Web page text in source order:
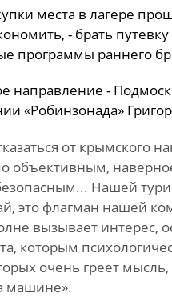
места в лагере
- брать
программы раннего
направление -
«Робинзонада»
от крымского
объективным,
Нашей
это флагман нашей
вызывает интерес,
которым
очень греет мысль,
машине».